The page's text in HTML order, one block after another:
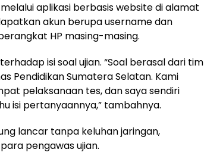
aplikasi berbasis website di alamat
akun berupa username dan
HP masing-masing.
isi soal ujian. “Soal berasal dari tim
Pendidikan Sumatera Selatan. Kami
pelaksanaan tes, dan saya sendiri
isi pertanyaannya,” tambahnya.
lancar tanpa keluhan jaringan,
pengawas ujian.